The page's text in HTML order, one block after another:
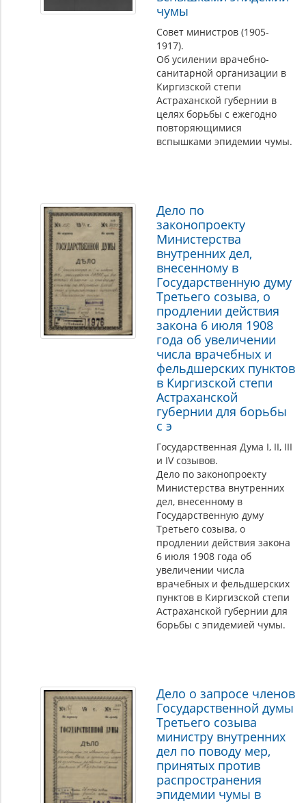
чумы
Совет министров (1905-
1917).
Об усилении врачебно-
санитарной организации в
Киргизской степи
Астраханской губернии в
целях борьбы с ежегодно
повторяющимися
вспышками эпидемии чумы.
Дело по
законопроекту
Министерства
внутренних дел,
внесенному в
Государственную думу
Третьего созыва, о
продлении действия
закона 6 июля 1908
года об увеличении
числа врачебных и
фельдшерских пунктов
в Киргизской степи
Астраханской
губернии для борьбы
с э
Государственная Дума I, II, III
и IV созывов.
Дело по законопроекту
Министерства внутренних
дел, внесенному в
Государственную думу
Третьего созыва, о
продлении действия закона
6 июля 1908 года об
увеличении числа
врачебных и фельдшерских
пунктов в Киргизской степи
Астраханской губернии для
борьбы с эпидемией чумы.
Дело о запросе членов
Государственной думы
Третьего созыва
министру внутренних
дел по поводу мер,
принятых против
распространения
эпидемии чумы в